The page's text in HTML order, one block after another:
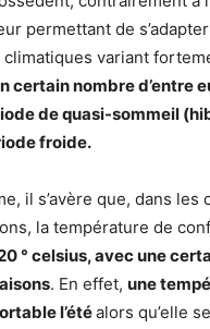
permettant de
variant
certain nombre d’entre
de quasi-sommeil
froide.
il s’avère que, dans les
la température de
° celsius, avec une
. En effet, une
l’étéalors qu’elle